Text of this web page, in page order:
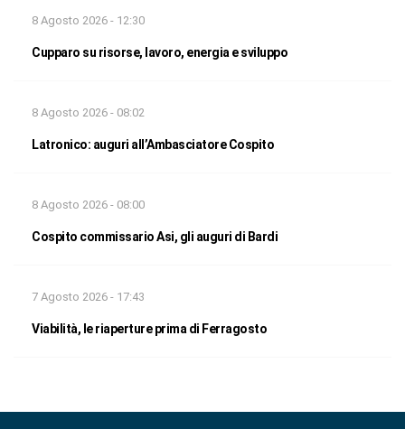
8 Agosto 2026 - 12:30
Cupparo su risorse, lavoro, energia e sviluppo
8 Agosto 2026 - 08:02
Latronico: auguri all’Ambasciatore Cospito
8 Agosto 2026 - 08:00
Cospito commissario Asi, gli auguri di Bardi
7 Agosto 2026 - 17:43
Viabilità, le riaperture prima di Ferragosto